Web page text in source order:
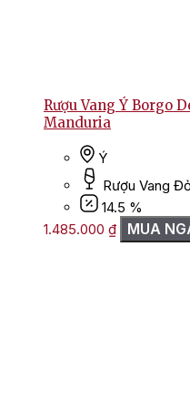
Rượu Vang Ý Borgo
Manduria
Ý
Rượu Vang
14.5 %
1.485.000 ₫ MUA